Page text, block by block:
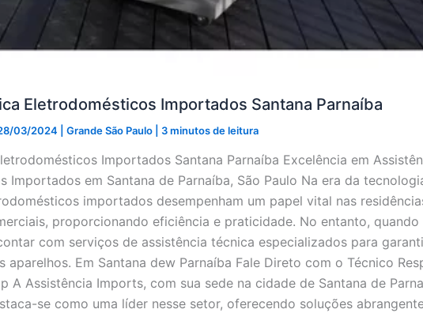
Eletrodomésticos Importados Santana Parnaíba
03/2024 Grande São Paulo 3 minutos de leitura
Importados Santana Parnaíba Excelência em
Importados em Santana de Parnaíba, São Paulo Na era da
importados desempenham um papel vital nas
proporcionando eficiência e praticidade. No entanto, quando
com serviços de assistência técnica especializados para
aparelhos. Em Santana dew Parnaíba Fale Direto com o Técnico
A Assistência Imports, com sua sede na cidade de Santana de
se como uma líder nesse setor, oferecendo soluções